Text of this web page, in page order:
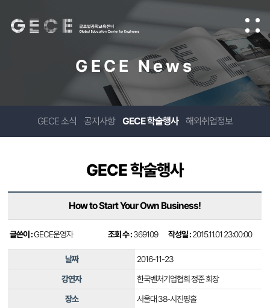
GECE News
GECE 소식 공지사항 GECE 학술행사 해외취업정보
GECE 학술행사
How to Start Your Own Business!
글쓴이 :GECE운영자 조회 수 :369109 작성일 :2015.11.01 23:00:00
날짜 2016-11-23
강연자 한국벤처기업협회 정준 회장
장소 서울대 38-시진핑홀